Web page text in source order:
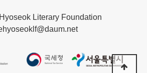
Literary Foundation